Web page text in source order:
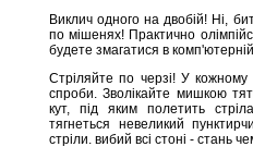
Виклич одного на двобій! Ні,
по мішенях! Практично
будете змагатися в комп'ютерній
Стріляйте по черзі! У
спроби. Зволікайте мишкою
кут, під яким полетить
тягнеться невеликий
стріли. вибий всі стоні - стань